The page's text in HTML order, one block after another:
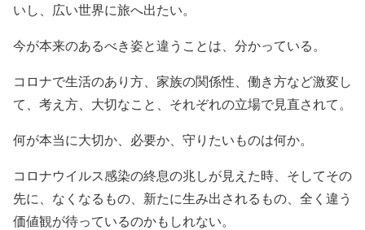
いし、広い世界に旅へ出たい。
今が本来のあるべき姿と違うことは、分かっている。
コロナで生活のあり方、家族の関係性、働き方など激変し
て、考え方、大切なこと、それぞれの立場で見直されて。
何が本当に大切か、必要か、守りたいものは何か。
コロナウイルス感染の終息の兆しが見えた時、そしてその
先に、なくなるもの、新たに生み出されるもの、全く違う
価値観が待っているのかもしれない。